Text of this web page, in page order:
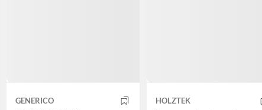
GENERICO HOLZTEK